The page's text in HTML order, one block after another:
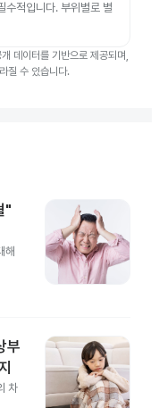
수적입니다. 부위별로 별
데이터를 기반으로 제공되며,
질 수 있습니다.
"
해
부
차